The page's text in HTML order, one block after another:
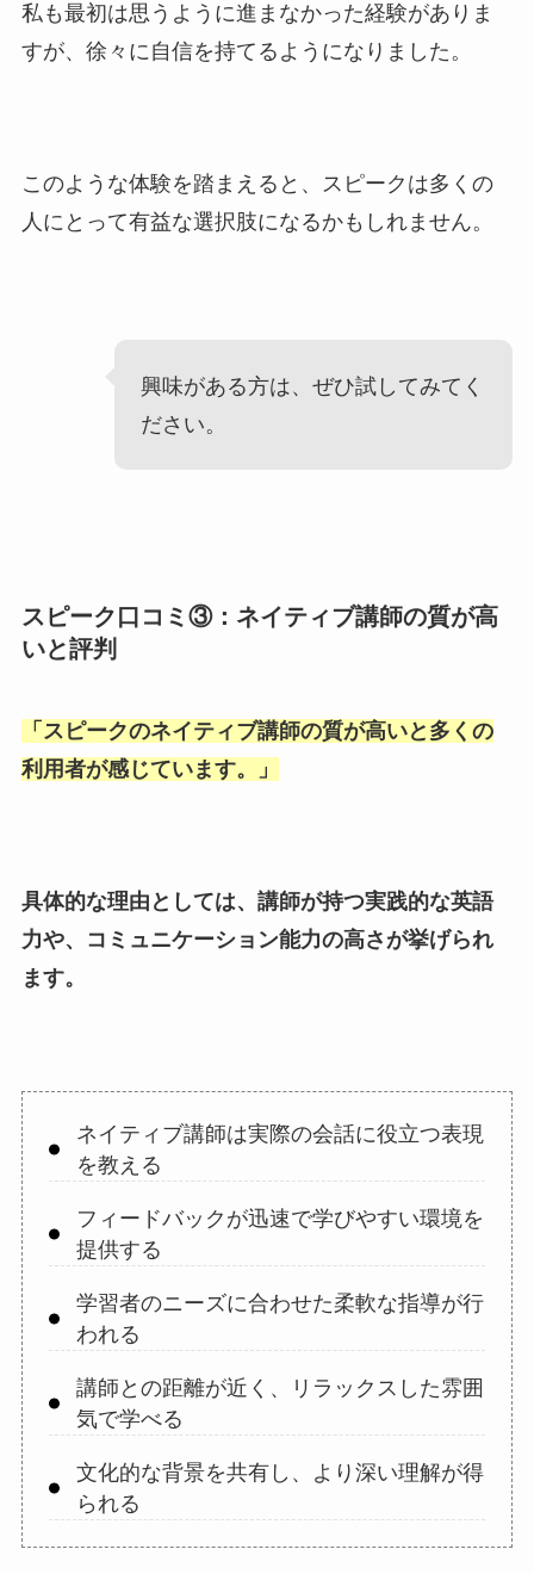
私も最初は思うように進まなかった経験がありま
すが、徐々に自信を持てるようになりました。
このような体験を踏まえると、スピークは多くの
人にとって有益な選択肢になるかもしれません。
興味がある方は、ぜひ試してみてく
ださい。
スピーク口コミ③：ネイティブ講師の質が高
いと評判
「 スピークのネイティブ講師の質が高いと多くの
利用者が感じています。
」
具体的な理由としては、講師が持つ実践的な英語
力や、コミュニケーション能力の高さが挙げられ
ます。
ネイティブ講師は実際の会話に役立つ表現
を教える
フィードバックが迅速で学びやすい環境を
提供する
学習者のニーズに合わせた柔軟な指導が行
われる
講師との距離が近く、リラックスした雰囲
気で学べる
文化的な背景を共有し、より深い理解が得
られる